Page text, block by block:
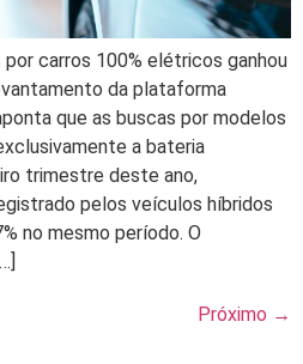
carros 100% elétricos ganhou
da plataforma
que as buscas por modelos
a bateria
trimestre deste ano,
pelos veículos híbridos
no mesmo período. O
Próximo →